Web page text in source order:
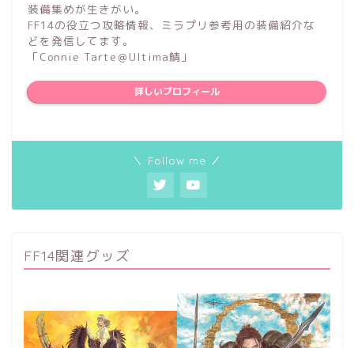
装備集めが生きがい。
FF14の役立つ攻略情報、ミラプリ参考用の装備紹介な
どを発信してます。
「Connie Tarte＠Ultima鯖」
詳しいプロフィール
＼ Follow me ／
FF14関連グッズ